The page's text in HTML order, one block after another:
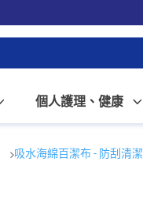
個人護理、健康
吸水海綿百潔布 - 防刮清潔